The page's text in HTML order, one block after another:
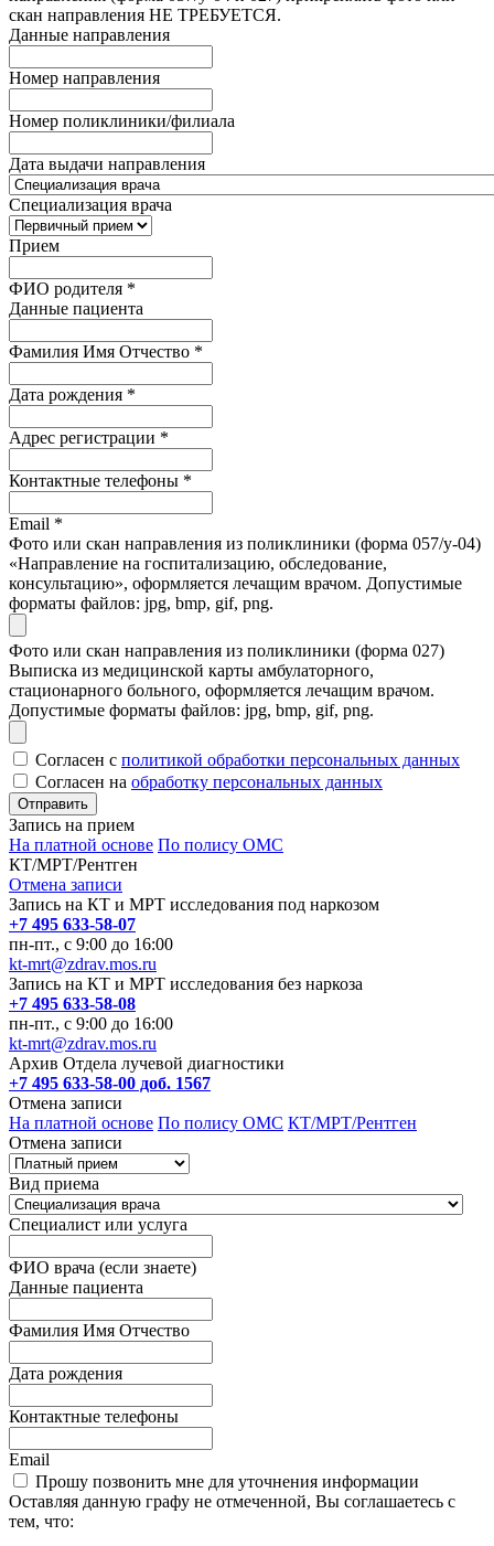
скан направления НЕ ТРЕБУЕТСЯ.
Данные направления
Номер направления
Номер поликлиники/филиала
Дата выдачи направления
Специализация врача
Прием
ФИО родителя *
Данные пациента
Фамилия Имя Отчество *
Дата рождения *
Адрес регистрации *
Контактные телефоны *
Email *
Фото или скан направления из поликлиники (форма 057/у-04)
«Направление на госпитализацию, обследование,
консультацию», оформляется лечащим врачом. Допустимые
форматы файлов: jpg, bmp, gif, png.
Фото или скан направления из поликлиники (форма 027)
Выписка из медицинской карты амбулаторного,
стационарного больного, оформляется лечащим врачом.
Допустимые форматы файлов: jpg, bmp, gif, png.
Согласен с политикой обработки персональных данных
Согласен на обработку персональных данных
Запись на прием
На платной основе По полису ОМС
КТ/МРТ/Рентген
Отмена записи
Запись на КТ и МРТ исследования под наркозом
+7 495 633-58-07
пн-пт., с 9:00 до 16:00
kt-mrt@zdrav.mos.ru
Запись на КТ и МРТ исследования без наркоза
+7 495 633-58-08
пн-пт., с 9:00 до 16:00
kt-mrt@zdrav.mos.ru
Архив Отдела лучевой диагностики
+7 495 633-58-00 доб. 1567
Отмена записи
На платной основе По полису ОМС КТ/МРТ/Рентген
Отмена записи
Вид приема
Специалист или услуга
ФИО врача (если знаете)
Данные пациента
Фамилия Имя Отчество
Дата рождения
Контактные телефоны
Email
Прошу позвонить мне для уточнения информации
Оставляя данную графу не отмеченной, Вы соглашаетесь с
тем, что: